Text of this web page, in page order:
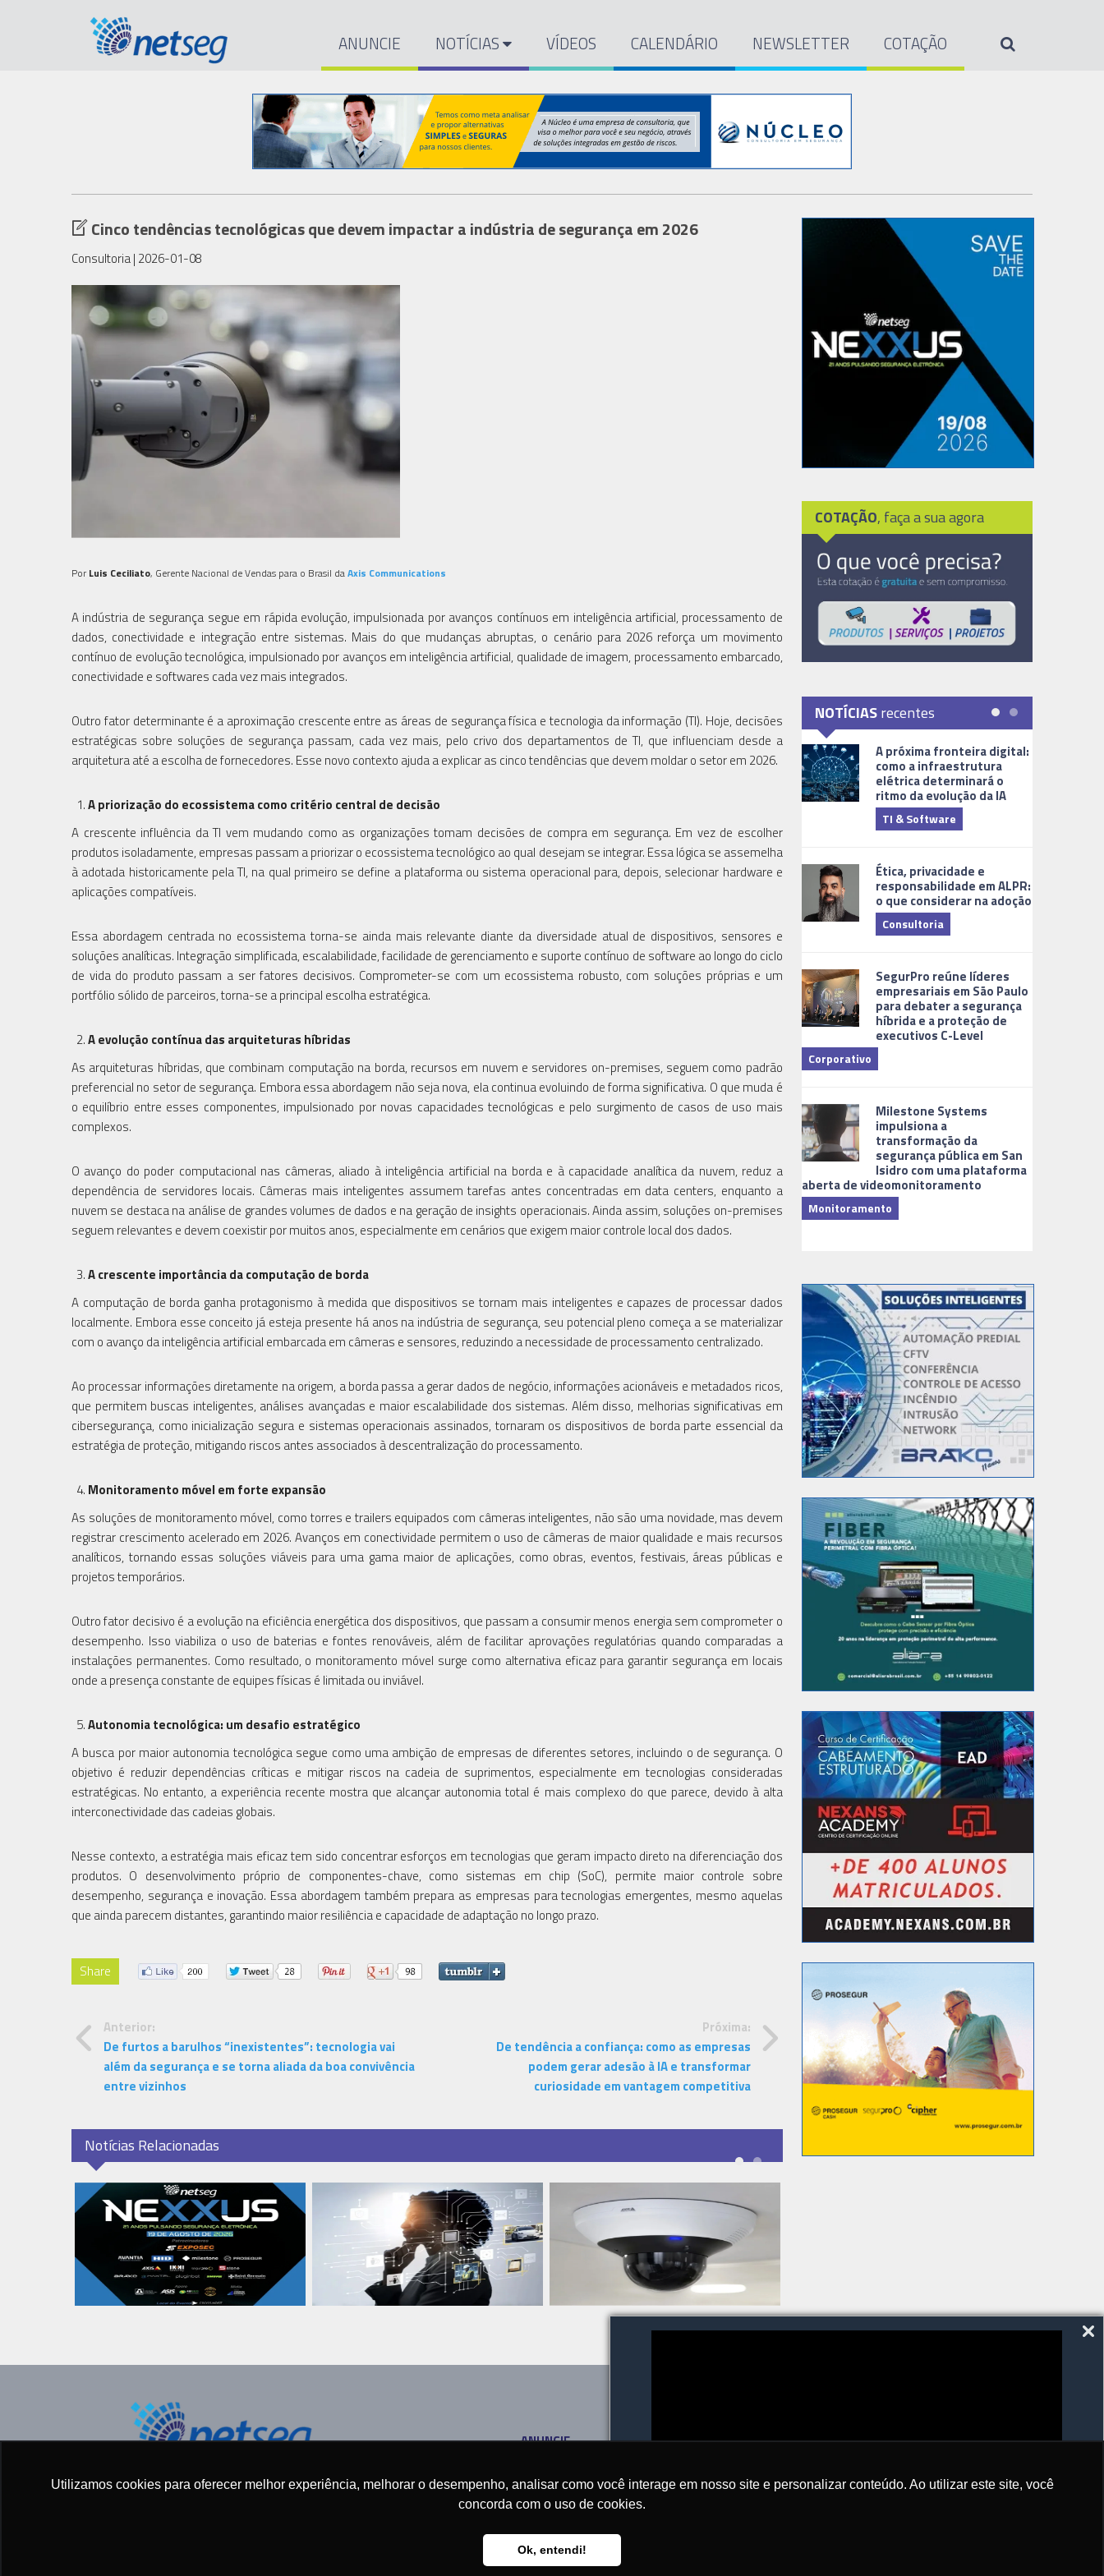
Utilizamos cookies para oferecer melhor experiência, melhorar o desempenho, analisar como você interage em nosso site e personalizar conteúdo. Ao utilizar este site, você
concorda com o uso de cookies.
Ok, entendi!
ANUNCIE NOTÍCIAS VÍDEOS CALENDÁRIO NEWSLETTER COTAÇÃO
Cinco tendências tecnológicas que devem impactar a indústria de segurança em 2026
Consultoria| 2026-01-08
Por Luis Ceciliato, Gerente Nacional de Vendas para o Brasil daAxis Communications
A indústria de segurança segue em rápida evolução, impulsionada por avanços contínuos em inteligência artificial, processamento de
dados, conectividade e integração entre sistemas. Mais do que mudanças abruptas, o cenário para 2026 reforça um movimento
contínuo de evolução tecnológica, impulsionado por avanços em inteligência artificial, qualidade de imagem, processamento embarcado,
conectividade e softwares cada vez mais integrados.
Outro fator determinante é a aproximação crescente entre as áreas de segurança física e tecnologia da informação (TI). Hoje, decisões
estratégicas sobre soluções de segurança passam, cada vez mais, pelo crivo dos departamentos de TI, que influenciam desde a
arquitetura até a escolha de fornecedores. Esse novo contexto ajuda a explicar as cinco tendências que devem moldar o setor em 2026.
A priorização do ecossistema como critério central de decisão
A crescente influência da TI vem mudando como as organizações tomam decisões de compra em segurança. Em vez de escolher
produtos isoladamente, empresas passam a priorizar o ecossistema tecnológico ao qual desejam se integrar. Essa lógica se assemelha
à adotada historicamente pela TI, na qual primeiro se define a plataforma ou sistema operacional para, depois, selecionar hardware e
aplicações compatíveis.
Essa abordagem centrada no ecossistema torna-se ainda mais relevante diante da diversidade atual de dispositivos, sensores e
soluções analíticas. Integração simplificada, escalabilidade, facilidade de gerenciamento e suporte contínuo de software ao longo do ciclo
de vida do produto passam a ser fatores decisivos. Comprometer-se com um ecossistema robusto, com soluções próprias e um
portfólio sólido de parceiros, torna-se a principal escolha estratégica.
A evolução contínua das arquiteturas híbridas
As arquiteturas híbridas, que combinam computação na borda, recursos em nuvem e servidores on-premises, seguem como padrão
preferencial no setor de segurança. Embora essa abordagem não seja nova, ela continua evoluindo de forma significativa. O que muda é
o equilíbrio entre esses componentes, impulsionado por novas capacidades tecnológicas e pelo surgimento de casos de uso mais
complexos.
O avanço do poder computacional nas câmeras, aliado à inteligência artificial na borda e à capacidade analítica da nuvem, reduz a
dependência de servidores locais. Câmeras mais inteligentes assumem tarefas antes concentradas em data centers, enquanto a
nuvem se destaca na análise de grandes volumes de dados e na geração de insights operacionais. Ainda assim, soluções on-premises
seguem relevantes e devem coexistir por muitos anos, especialmente em cenários que exigem maior controle local dos dados.
A crescente importância da computação de borda
A computação de borda ganha protagonismo à medida que dispositivos se tornam mais inteligentes e capazes de processar dados
localmente. Embora esse conceito já esteja presente há anos na indústria de segurança, seu potencial pleno começa a se materializar
com o avanço da inteligência artificial embarcada em câmeras e sensores, reduzindo a necessidade de processamento centralizado.
Ao processar informações diretamente na origem, a borda passa a gerar dados de negócio, informações acionáveis e metadados ricos,
que permitem buscas inteligentes, análises avançadas e maior escalabilidade dos sistemas. Além disso, melhorias significativas em
cibersegurança, como inicialização segura e sistemas operacionais assinados, tornaram os dispositivos de borda parte essencial da
estratégia de proteção, mitigando riscos antes associados à descentralização do processamento.
Monitoramento móvel em forte expansão
As soluções de monitoramento móvel, como torres e trailers equipados com câmeras inteligentes, não são uma novidade, mas devem
registrar crescimento acelerado em 2026. Avanços em conectividade permitem o uso de câmeras de maior qualidade e mais recursos
analíticos, tornando essas soluções viáveis para uma gama maior de aplicações, como obras, eventos, festivais, áreas públicas e
projetos temporários.
Outro fator decisivo é a evolução na eficiência energética dos dispositivos, que passam a consumir menos energia sem comprometer o
desempenho. Isso viabiliza o uso de baterias e fontes renováveis, além de facilitar aprovações regulatórias quando comparadas a
instalações permanentes. Como resultado, o monitoramento móvel surge como alternativa eficaz para garantir segurança em locais
onde a presença constante de equipes físicas é limitada ou inviável.
Autonomia tecnológica: um desafio estratégico
A busca por maior autonomia tecnológica segue como uma ambição de empresas de diferentes setores, incluindo o de segurança. O
objetivo é reduzir dependências críticas e mitigar riscos na cadeia de suprimentos, especialmente em tecnologias consideradas
estratégicas. No entanto, a experiência recente mostra que alcançar autonomia total é mais complexo do que parece, devido à alta
interconectividade das cadeias globais.
Nesse contexto, a estratégia mais eficaz tem sido concentrar esforços em tecnologias que geram impacto direto na diferenciação dos
produtos. O desenvolvimento próprio de componentes-chave, como sistemas em chip (SoC), permite maior controle sobre
desempenho, segurança e inovação. Essa abordagem também prepara as empresas para tecnologias emergentes, mesmo aquelas
que ainda parecem distantes, garantindo maior resiliência e capacidade de adaptação no longo prazo.
Share
Anterior:
De furtos a barulhos “inexistentes”: tecnologia vai
além da segurança e se torna aliada da boa convivência
entre vizinhos
Próxima:
De tendência a confiança: como as empresas
podem gerar adesão à IA e transformar
curiosidade em vantagem competitiva
Notícias Relacionadas
COTAÇÃO, faça a sua agora
NOTÍCIASrecentes
A próxima fronteira digital:
como a infraestrutura
elétrica determinará o
ritmo da evolução da IA
TI & Software
Ética, privacidade e
responsabilidade em ALPR:
o que considerar na adoção
Consultoria
SegurPro reúne líderes
empresariais em São Paulo
para debater a segurança
híbrida e a proteção de
executivos C-Level
Corporativo
Milestone Systems
impulsiona a
transformação da
segurança pública em San
Isidro com uma plataforma
aberta de videomonitoramento
Monitoramento
Todos os direitos reservados ©
ANUNCIE
CONTATO
SIGA-NOS